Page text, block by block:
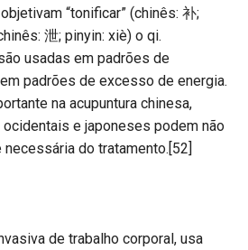
“tonificar” (chinês: 补;
泄; pinyin: xiè) o qi.
usadas em padrões de
padrões de excesso de energia.
na acupuntura chinesa,
e japoneses podem não
do tratamento.[52]
de trabalho corporal, usa